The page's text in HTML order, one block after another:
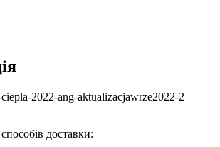
2022-ang-aktualizacjawrze2022-2
доставки: